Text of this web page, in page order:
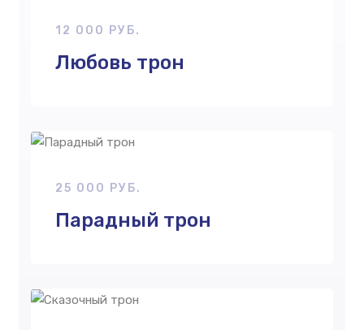
12 000 РУБ.
Любовь трон
25 000 РУБ.
Парадный трон